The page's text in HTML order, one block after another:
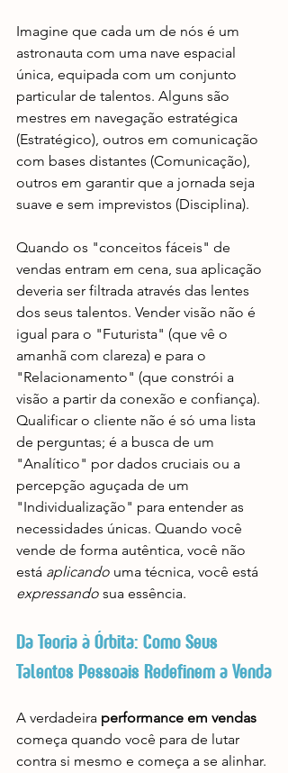
Imagine que cada um de nós é um
astronauta com uma nave espacial
única, equipada com um conjunto
particular de talentos. Alguns são
mestres em navegação estratégica
(Estratégico), outros em comunicação
com bases distantes (Comunicação),
outros em garantir que a jornada seja
suave e sem imprevistos (Disciplina).
Quando os "conceitos fáceis" de
vendas entram em cena, sua aplicação
deveria ser filtrada através das lentes
dos seus talentos. Vender visão não é
igual para o "Futurista" (que vê o
amanhã com clareza) e para o
"Relacionamento" (que constrói a
visão a partir da conexão e confiança).
Qualificar o cliente não é só uma lista
de perguntas; é a busca de um
"Analítico" por dados cruciais ou a
percepção aguçada de um
"Individualização" para entender as
necessidades únicas. Quando você
vende de forma autêntica, você não
está aplicando uma técnica, você está
expressando sua essência.
Da Teoria à Órbita: Como Seus
Talentos Pessoais Redefinem a Venda
A verdadeira performance em vendas
começa quando você para de lutar
contra si mesmo e começa a se alinhar.